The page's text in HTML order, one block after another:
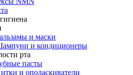
и маски
и кондиционеры
рта
пасты
и ополаскиватели